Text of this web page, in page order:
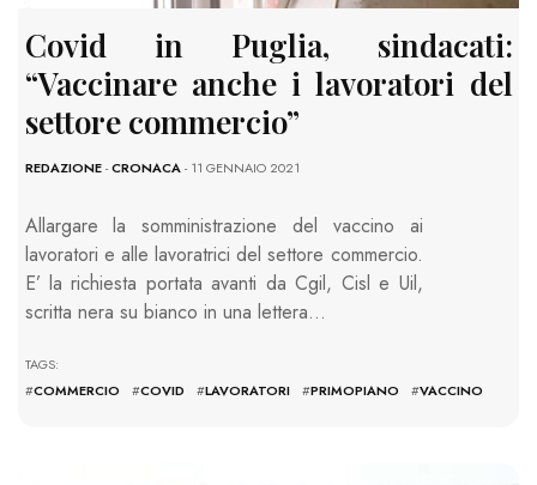
Covid in Puglia, sindacati:
“Vaccinare anche i lavoratori del
settore commercio”
REDAZIONE-CRONACA- 11 GENNAIO 2021
Allargare la somministrazione del vaccino ai
lavoratori e alle lavoratrici del settore commercio.
E’ la richiesta portata avanti da Cgil, Cisl e Uil,
scritta nera su bianco in una lettera…
TAGS:
#COMMERCIO #COVID #LAVORATORI #PRIMOPIANO #VACCINO